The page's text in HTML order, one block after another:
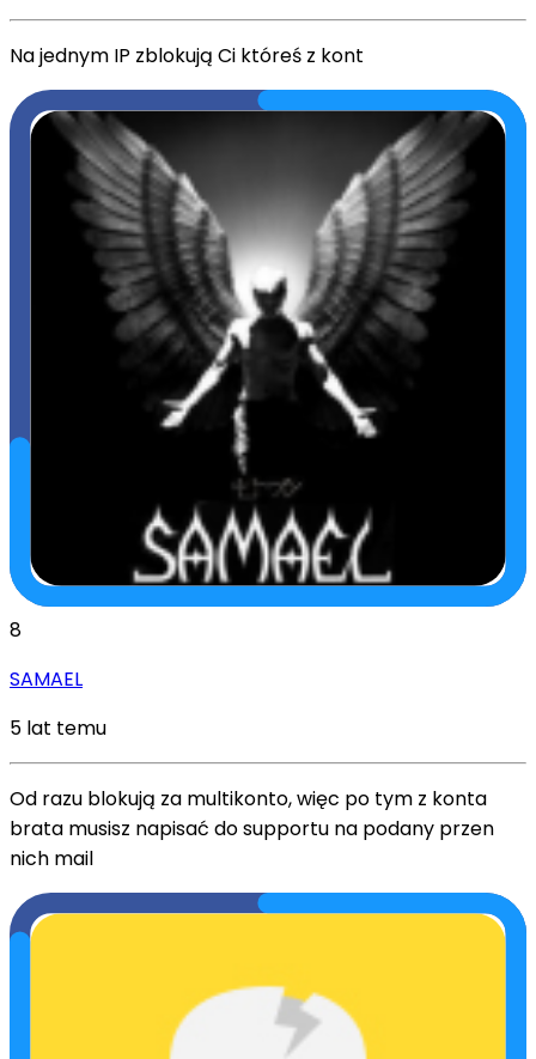
Na jednym IP zblokują Ci któreś z kont
8
SAMAEL
5 lat temu
Od razu blokują za multikonto, więc po tym z konta
brata musisz napisać do supportu na podany przen
nich mail